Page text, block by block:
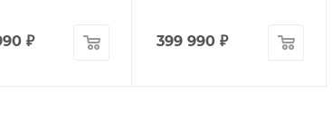
₽ 399 990 ₽